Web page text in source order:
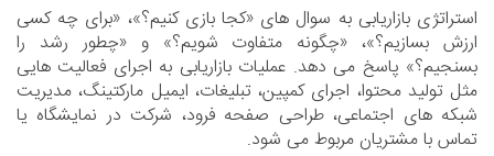
استراتژی بازاریابی به سوال های «کجا بازی کنیم؟»، «برای چه کسی
ارزش بسازیم؟»، «چگونه متفاوت شویم؟» و «چطور رشد را
بسنجیم؟» پاسخ می دهد. عملیات بازاریابی به اجرای فعالیت هایی
مثل تولید محتوا، اجرای کمپین، تبلیغات، ایمیل مارکتینگ، مدیریت
شبکه های اجتماعی، طراحی صفحه فرود، شرکت در نمایشگاه یا
تماس با مشتریان مربوط می شود.